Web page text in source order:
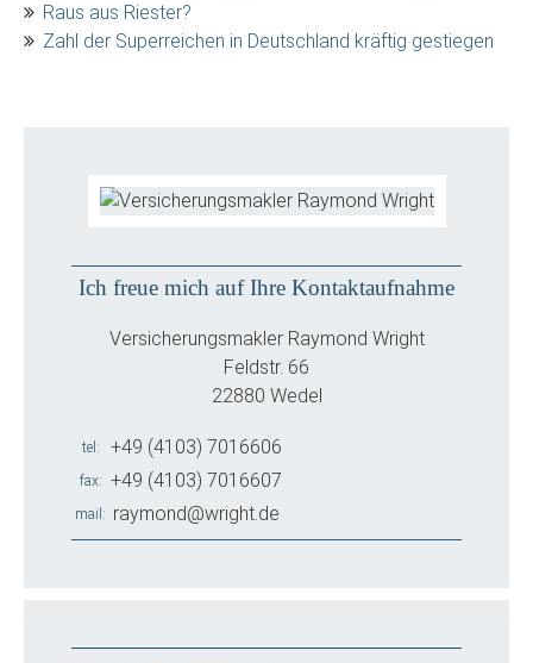
Raus aus Riester?
Zahl der Superreichen in Deutschland kräftig gestiegen
Ich freue mich auf Ihre Kontaktaufnahme
Versicherungsmakler Raymond Wright
Feldstr. 66
22880 Wedel
tel +49 (4103) 7016606
fax +49 (4103) 7016607
mail raymond@wright.de